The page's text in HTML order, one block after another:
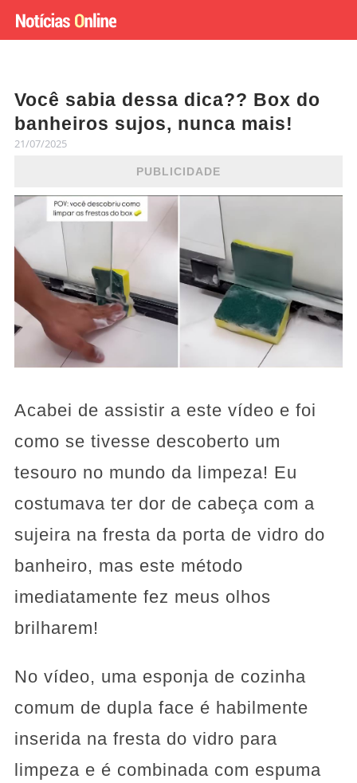
Você sabia dessa dica?? Box do
banheiros sujos, nunca mais!
21/07/2025
PUBLICIDADE
Acabei de assistir a este vídeo e foi
como se tivesse descoberto um
tesouro no mundo da limpeza! Eu
costumava ter dor de cabeça com a
sujeira na fresta da porta de vidro do
banheiro, mas este método
imediatamente fez meus olhos
brilharem!
No vídeo, uma esponja de cozinha
comum de dupla face é habilmente
inserida na fresta do vidro para
limpeza e é combinada com espuma